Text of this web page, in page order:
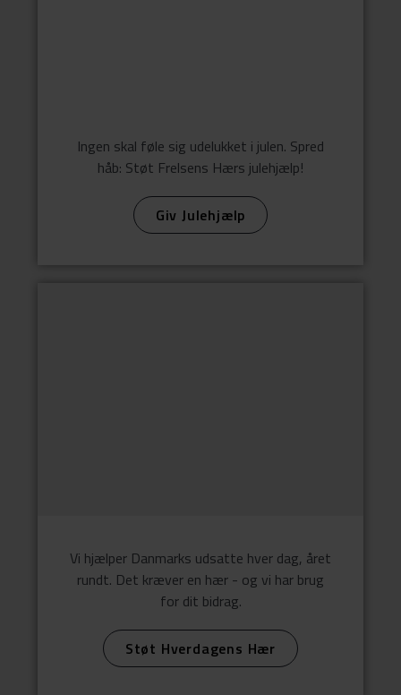
Ingen skal føle sig udelukket i julen. Spred
håb: Støt Frelsens Hærs julehjælp!
Giv Julehjælp
Vi hjælper Danmarks udsatte hver dag, året
rundt. Det kræver en hær - og vi har brug
for dit bidrag.
Støt Hverdagens Hær